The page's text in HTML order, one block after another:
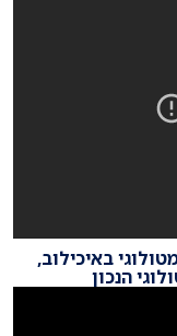
באיכילוב,
הנכון